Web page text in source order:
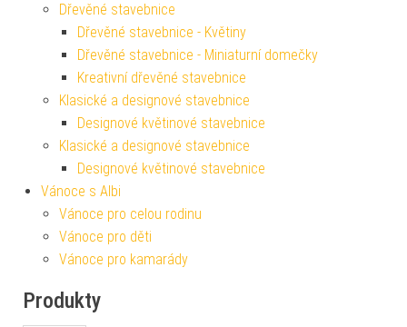
Dřevěné stavebnice
Dřevěné stavebnice - Květiny
Dřevěné stavebnice - Miniaturní domečky
Kreativní dřevěné stavebnice
Klasické a designové stavebnice
Designové květinové stavebnice
Klasické a designové stavebnice
Designové květinové stavebnice
Vánoce s Albi
Vánoce pro celou rodinu
Vánoce pro děti
Vánoce pro kamarády
Produkty